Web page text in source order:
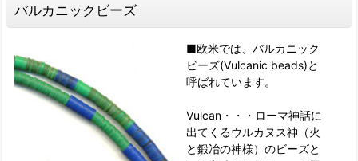
バルカニックビーズ
■欧米では、バルカニック
ビーズ(Vulcanic beads)と
呼ばれています。
Vulcan・・・ローマ神話に
出てくるウルカヌス神（火
と鍛冶の神様）のビーズと